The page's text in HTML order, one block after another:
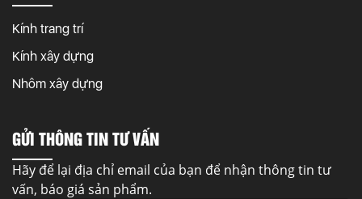
Kính trang trí
Kính xây dựng
Nhôm xây dựng
GỬI THÔNG TIN TƯ VẤN
Hãy để lại địa chỉ email của bạn để nhận thông tin tư
vấn, báo giá sản phẩm.